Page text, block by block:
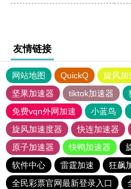
友情链接
网站地图 QuickQ 旋风加
坚果加速器
tiktok加速器
免费vqn外网加速
小蓝鸟
旋风加速度器
快连加速器
原子加速器
快鸭加速器
软件中心
雷霆加速 狂飙
全民彩票官网最新登录入口